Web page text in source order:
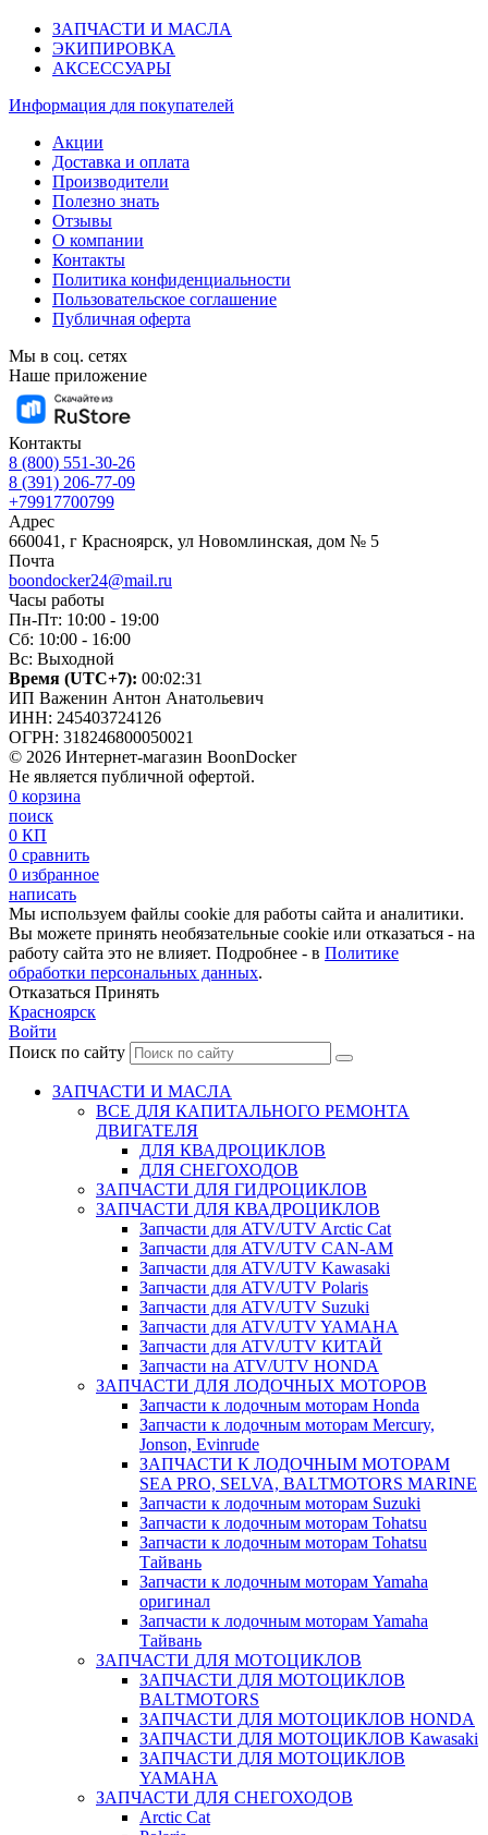
ЗАПЧАСТИ И МАСЛА
ЭКИПИРОВКА
АКСЕССУАРЫ
Информация для покупателей
Акции
Доставка и оплата
Производители
Полезно знать
Отзывы
О компании
Контакты
Политика конфиденциальности
Пользовательское соглашение
Публичная оферта
Мы в соц. сетях
Наше приложение
Контакты
8 (800) 551-30-26
8 (391) 206-77-09
+79917700799
Адрес
660041, г Красноярск, ул Новомлинская, дом № 5
Почта
boondocker24@mail.ru
Часы работы
Пн-Пт: 10:00 - 19:00
Сб: 10:00 - 16:00
Вс: Выходной
Время (UTC+7): 00:02:32
ИП Важенин Антон Анатольевич
ИНН: 245403724126
ОГРН: 318246800050021
© 2026 Интернет-магазин BoonDocker
Не является публичной офертой.
0 корзина
поиск
0 КП
0 сравнить
0 избранное
написать
Мы используем файлы cookie для работы сайта и аналитики.
Вы можете принять необязательные cookie или отказаться - на
работу сайта это не влияет. Подробнее - в Политике
обработки персональных данных.
Отказаться Принять
Красноярск
Войти
Поиск по сайту
ЗАПЧАСТИ И МАСЛА
ВСЕ ДЛЯ КАПИТАЛЬНОГО РЕМОНТА
ДВИГАТЕЛЯ
ДЛЯ КВАДРОЦИКЛОВ
ДЛЯ СНЕГОХОДОВ
ЗАПЧАСТИ ДЛЯ ГИДРОЦИКЛОВ
ЗАПЧАСТИ ДЛЯ КВАДРОЦИКЛОВ
Запчасти для ATV/UTV Arctic Cat
Запчасти для ATV/UTV CAN-AM
Запчасти для ATV/UTV Kawasaki
Запчасти для ATV/UTV Polaris
Запчасти для ATV/UTV Suzuki
Запчасти для ATV/UTV YAMAHA
Запчасти для ATV/UTV КИТАЙ
Запчасти на ATV/UTV HONDA
ЗАПЧАСТИ ДЛЯ ЛОДОЧНЫХ МОТОРОВ
Запчасти к лодочным моторам Honda
Запчасти к лодочным моторам Mercury,
Jonson, Evinrude
ЗАПЧАСТИ К ЛОДОЧНЫМ МОТОРАМ
SEA PRO, SELVA, BALTMOTORS MARINE
Запчасти к лодочным моторам Suzuki
Запчасти к лодочным моторам Tohatsu
Запчасти к лодочным моторам Tohatsu
Тайвань
Запчасти к лодочным моторам Yamaha
оригинал
Запчасти к лодочным моторам Yamaha
Тайвань
ЗАПЧАСТИ ДЛЯ МОТОЦИКЛОВ
ЗАПЧАСТИ ДЛЯ МОТОЦИКЛОВ
BALTMOTORS
ЗАПЧАСТИ ДЛЯ МОТОЦИКЛОВ HONDA
ЗАПЧАСТИ ДЛЯ МОТОЦИКЛОВ Kawasaki
ЗАПЧАСТИ ДЛЯ МОТОЦИКЛОВ
YAMAHA
ЗАПЧАСТИ ДЛЯ СНЕГОХОДОВ
Arctic Cat